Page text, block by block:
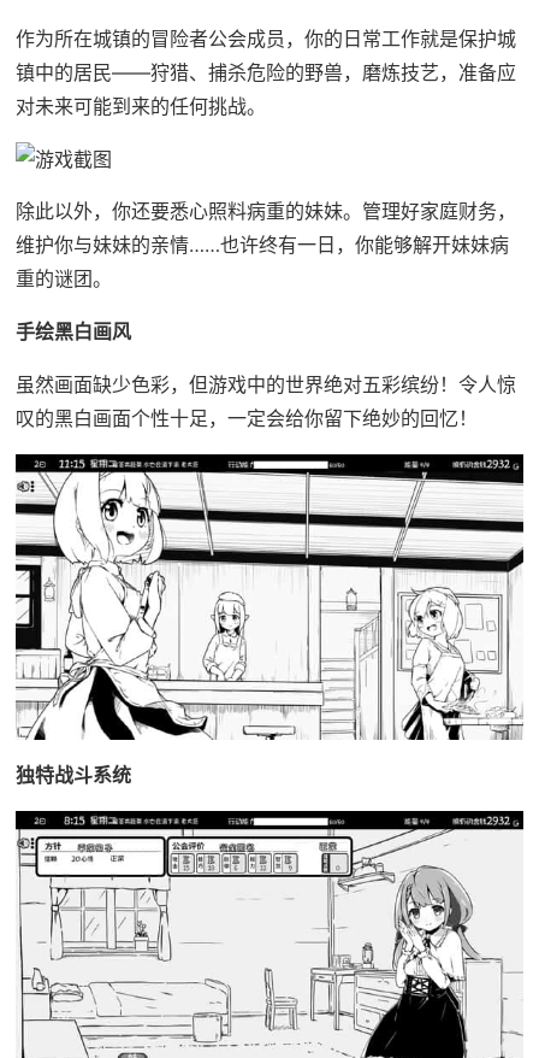
作为所在城镇的冒险者公会成员，你的日常工作就是保护城
镇中的居民——狩猎、捕杀危险的野兽，磨炼技艺，准备应
对未来可能到来的任何挑战。
除此以外，你还要悉心照料病重的妹妹。管理好家庭财务，
维护你与妹妹的亲情……也许终有一日，你能够解开妹妹病
重的谜团。
手绘黑白画风
虽然画面缺少色彩，但游戏中的世界绝对五彩缤纷！令人惊
叹的黑白画面个性十足，一定会给你留下绝妙的回忆！
独特战斗系统